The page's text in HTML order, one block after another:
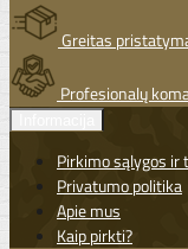
Greitas
Profesionalų
Pirkimo sąlygos ir
Privatumo politika
Apie mus
Kaip pirkti?